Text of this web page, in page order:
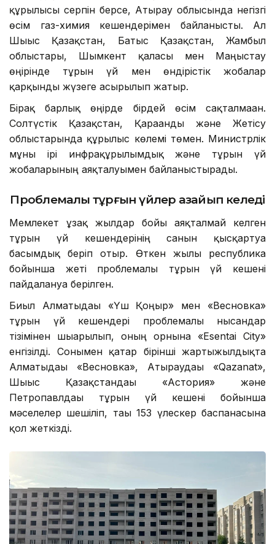
құрылысы серпін берсе, Атырау облысында негізгі
өсім газ-химия кешендерімен байланысты. Ал
Шығыс Қазақстан, Батыс Қазақстан, Жамбыл
облыстары, Шымкент қаласы мен Маңғыстау
өңірінде тұрғын үй мен өндірістік жобалар
қарқынды жүзеге асырылып жатыр.
Бірақ барлық өңірде бірдей өсім сақталмаған.
Солтүстік Қазақстан, Қарағанды және Жетісу
облыстарында құрылыс көлемі төмен. Министрлік
мұны ірі инфрақұрылымдық және тұрғын үй
жобаларының аяқталуымен байланыстырады.
Проблемалы тұрғын үйлер азайып келеді
Мемлекет ұзақ жылдар бойы аяқталмай келген
тұрғын үй кешендерінің санын қысқартуға
басымдық беріп отыр. Өткен жылы республика
бойынша жеті проблемалы тұрғын үй кешені
пайдалануға берілген.
Биыл Алматыдағы «Үш Қоңыр» мен «Весновка»
тұрғын үй кешендері проблемалы нысандар
тізімінен шығарылып, оның орнына «Esentai City»
енгізілді. Сонымен қатар бірінші жартыжылдықта
Алматыдағы «Весновка», Атыраудағы «Qazanat»,
Шығыс Қазақстандағы «Астория» және
Петропавлдағы тұрғын үй кешені бойынша
мәселелер шешіліп, тағы 153 үлескер баспанасына
қол жеткізді.